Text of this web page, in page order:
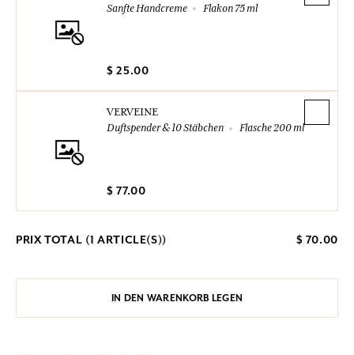
Sanfte Handcreme Flakon 75 ml
$ 25.00
VERVEINE
Duftspender & 10 Stäbchen
Flasche 200 ml
$ 77.00
PRIX TOTAL (1 ARTICLE(S)) $ 70.00
IN DEN WARENKORB LEGEN